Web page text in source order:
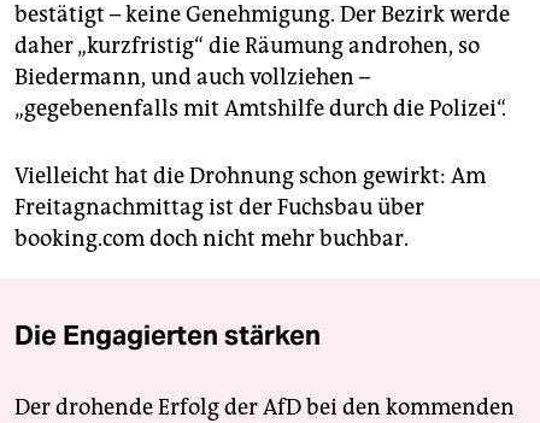
bestätigt – keine Genehmigung. Der Bezirk werde
daher „kurzfristig“ die Räumung androhen, so
Biedermann, und auch vollziehen –
„gegebenenfalls mit Amtshilfe durch die Polizei“.
Vielleicht hat die Drohnung schon gewirkt: Am
Freitagnachmittag ist der Fuchsbau über
booking.com doch nicht mehr buchbar.
Die Engagierten stärken
Der drohende Erfolg der AfD bei den kommenden